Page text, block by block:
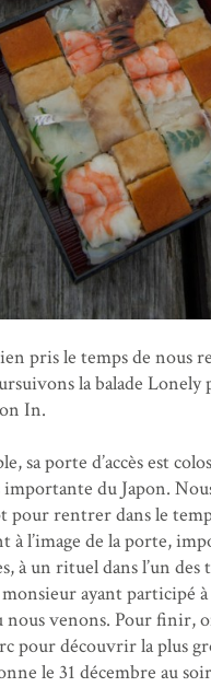
pris le temps de nous
la balade
In.
sa porte d’accès est
importante du Japon.
pour rentrer dans le
à l’image de la porte,
à un rituel dans l’un des
ayant participé à
nous venons. Pour finir,
pour découvrir la plus
le 31 décembre au